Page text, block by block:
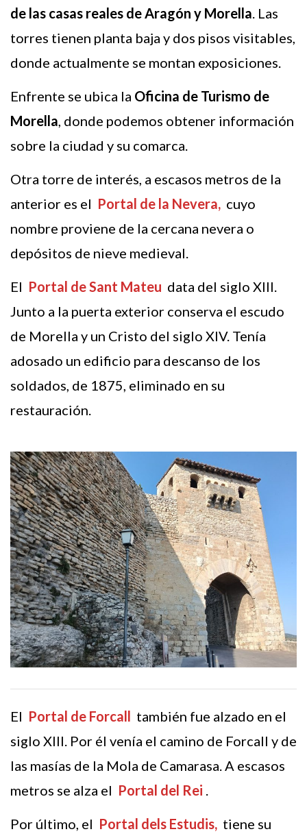
de las casas reales de Aragón y Morella. Las
torres tienen planta baja y dos pisos visitables,
donde actualmente se montan exposiciones.
Enfrente se ubica la Oficina de Turismo de
Morella, donde podemos obtener información
sobre la ciudad y su comarca.
Otra torre de interés, a escasos metros de la
anterior es el Portal de la Nevera, cuyo
nombre proviene de la cercana nevera o
depósitos de nieve medieval.
El Portal de Sant Mateu data del siglo XIII.
Junto a la puerta exterior conserva el escudo
de Morella y un Cristo del siglo XIV. Tenía
adosado un edificio para descanso de los
soldados, de 1875, eliminado en su
restauración.
El Portal de Forcall también fue alzado en el
siglo XIII. Por él venía el camino de Forcall y de
las masías de la Mola de Camarasa. A escasos
metros se alza el Portal del Rei .
Por último, el Portal dels Estudis, tiene su